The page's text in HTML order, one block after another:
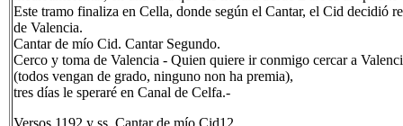
Este tramo finaliza en Cella, donde según el Cantar, el Cid decidió
de Valencia.
Cantar de mío Cid. Cantar Segundo.
Cerco y toma de Valencia - Quien quiere ir conmigo cercar a
(todos vengan de grado, ninguno non ha premia),
tres días le speraré en Canal de Celfa.-
Versos 1192 y ss. Cantar de mío Cid12